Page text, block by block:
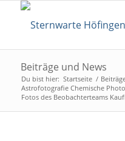
Beiträge und News
Du bist hier: Startseite /
Astrofotografie Chemische
Fotos des Beobachterteams